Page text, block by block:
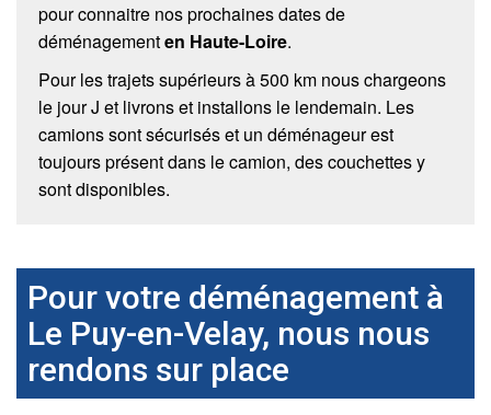
pour connaitre nos prochaines dates de
déménagementen Haute-Loire.
Pour les trajets supérieurs à 500 km nous chargeons
le jour J et livrons et installons le lendemain. Les
camions sont sécurisés et un déménageur est
toujours présent dans le camion, des couchettes y
sont disponibles.
Pour votre déménagement à
Le Puy-en-Velay, nous nous
rendons sur place